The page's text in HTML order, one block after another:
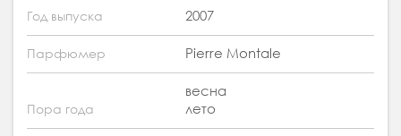
Год выпуска 2007
Парфюмер Pierre Montale
Пора года
весна
лето